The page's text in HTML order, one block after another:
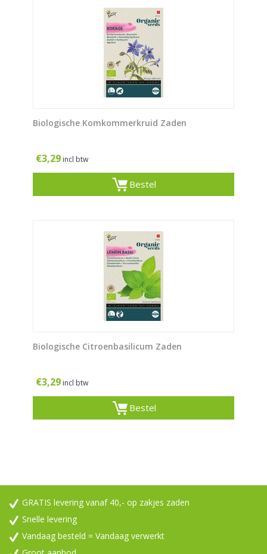
Biologische Komkommerkruid Zaden
€3,29 incl btw
Bestel
Biologische Citroenbasilicum Zaden
€3,29 incl btw
Bestel
GRATIS levering vanaf 40,- op zakjes zaden
Snelle levering
Vandaag besteld = Vandaag verwerkt